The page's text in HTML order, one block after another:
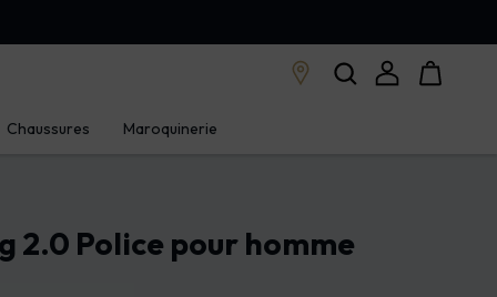
Chaussures Maroquinerie
2.0 Police pour homme